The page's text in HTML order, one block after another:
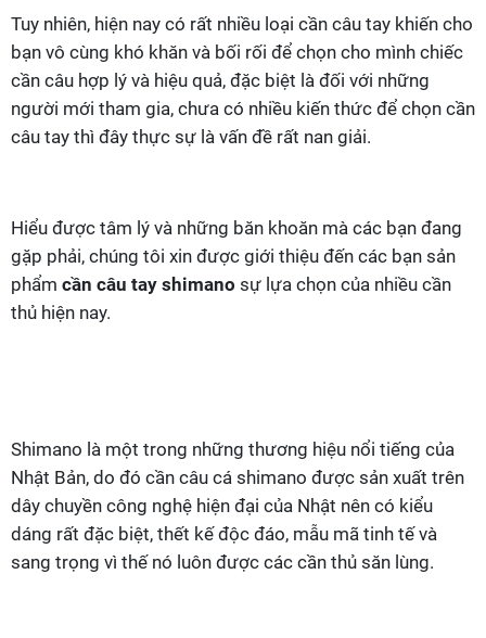
Tuy nhiên, hiện nay có rất nhiều loại cần câu tay khiến cho
bạn vô cùng khó khăn và bối rối để chọn cho mình chiếc
cần câu hợp lý và hiệu quả, đặc biệt là đối với những
người mới tham gia, chưa có nhiều kiến thức để chọn cần
câu tay thì đây thực sự là vấn đề rất nan giải.
Hiểu được tâm lý và những băn khoăn mà các bạn đang
gặp phải, chúng tôi xin được giới thiệu đến các bạn sản
phẩm cần câu tay shimano sự lựa chọn của nhiều cần
thủ hiện nay.
Shimano là một trong những thương hiệu nổi tiếng của
Nhật Bản, do đó cần câu cá shimano được sản xuất trên
dây chuyền công nghệ hiện đại của Nhật nên có kiểu
dáng rất đặc biệt, thết kế độc đáo, mẫu mã tinh tế và
sang trọng vì thế nó luôn được các cần thủ săn lùng.